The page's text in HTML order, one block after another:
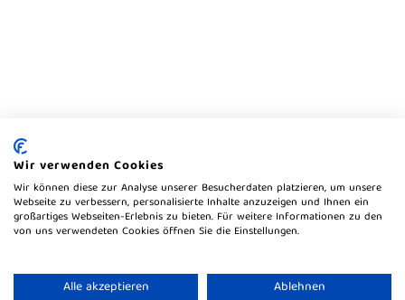
Wir verwenden Cookies
Wir können diese zur Analyse unserer Besucherdaten platzieren, um unsere
Webseite zu verbessern, personalisierte Inhalte anzuzeigen und Ihnen ein
großartiges Webseiten-Erlebnis zu bieten. Für weitere Informationen zu den
von uns verwendeten Cookies öffnen Sie die Einstellungen.
Alle akzeptieren Ablehnen